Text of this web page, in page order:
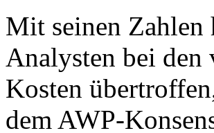
Mit seinen Zahlen
Analysten bei den
Kosten
dem AWP-